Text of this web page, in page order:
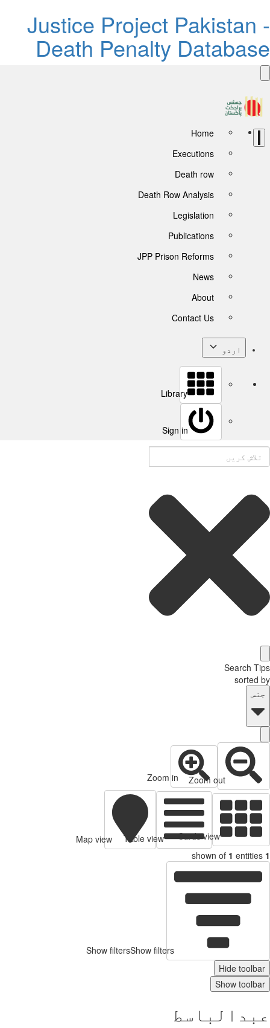
Justice Project
Death Penalty
Home
Executions
Death row
Death Row Analysis
Legislation
Publications
JPP Prison Reforms
News
About
Contact Us
اردو
Library
Sign in
Search
sorted
Zoom out
Zoom in
Cards view
Table view
Map view
shown of 1
Show filtersShow filters
Hide
Show